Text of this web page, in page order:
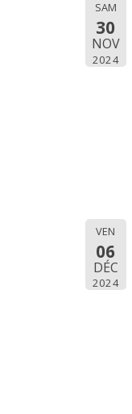
SAM
30
NOV
2024
VEN
06
DÉC
2024